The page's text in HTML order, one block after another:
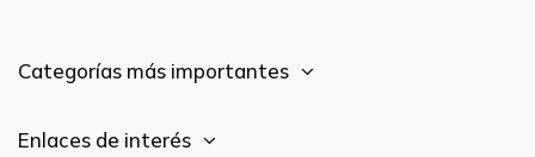
Categorías más importantes
Enlaces de interés